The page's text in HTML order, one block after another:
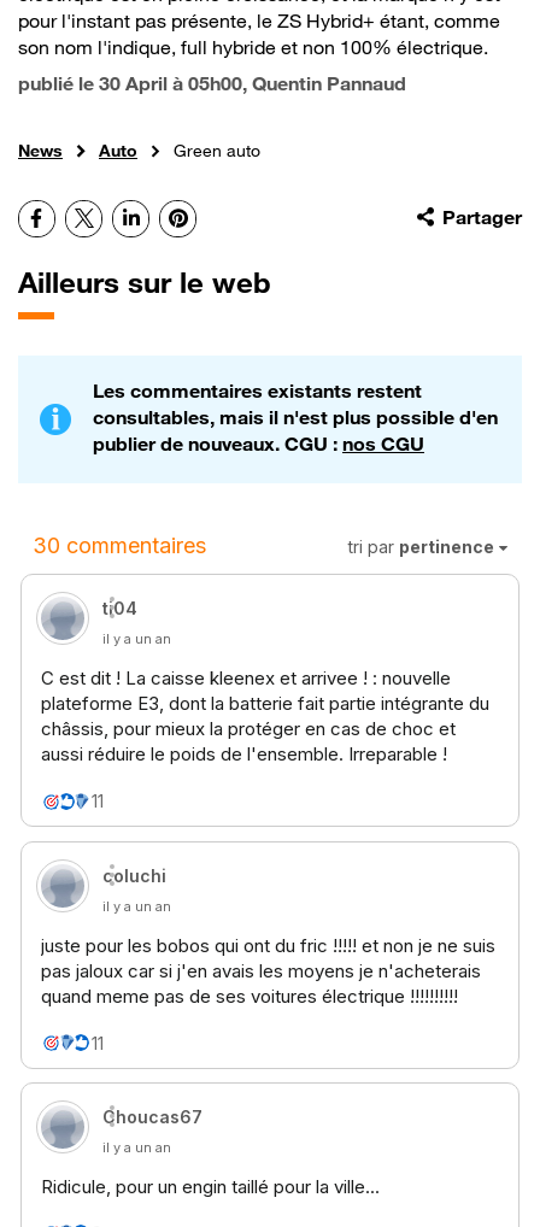
pour l'instant pas présente, le ZS Hybrid+ étant, comme
son nom l'indique, full hybride et non 100% électrique.
publié le 30 April à 05h00, Quentin Pannaud
News Auto Green auto
Partager
Facebook
X LinkedInPinterest
Ailleurs sur le web
Les commentaires existants restent
consultables, mais il n'est plus possible d'en
publier de nouveaux. CGU : nos CGU